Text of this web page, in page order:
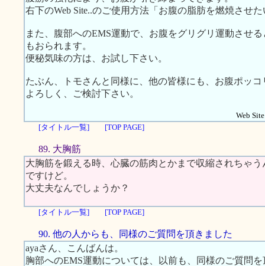
右下のWeb Site..のご使用方法「お腹の脂肪を燃焼させ
また、腹部へのEMS運動で、お腹をグリグリ運動させ
もおられます。
便秘気味の方は、お試し下さい。
たぶん、トモさんと同様に、他の皆様にも、お腹ポッ
よろしく、ご検討下さい。
Web
[タイトル一覧]
[TOP PAGE]
89. 大胸筋
大胸筋を鍛える時、心臓の筋肉とかまで収縮されちゃ
ですけど。
大丈夫なんでしょうか？
[タイトル一覧] [TOP PAGE]
90. 他の人からも、同様のご質問を頂きました
ayaさん、こんばんは。
胸部へのEMS運動については、以前も、同様のご質問